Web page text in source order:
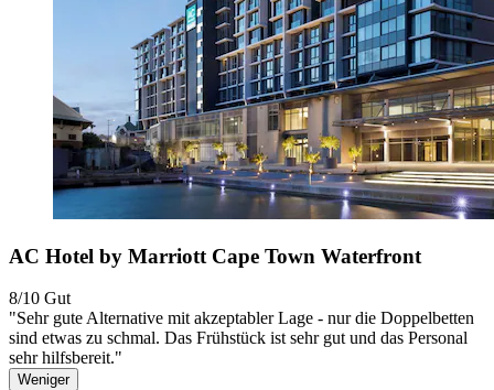
AC Hotel by Marriott Cape Town Waterfront
8/10 Gut
"Sehr gute Alternative mit akzeptabler Lage - nur die Doppelbetten
sind etwas zu schmal. Das Frühstück ist sehr gut und das Personal
sehr hilfsbereit."
Weniger